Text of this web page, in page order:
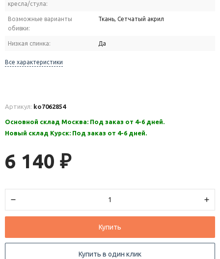
кресла/стула:
Возможные варианты
обивки:
Ткань, Сетчатый акрил
Низкая спинка: Да
Все характеристики
Артикул: ko7062854
Основной склад Москва: Под заказ от 4-6 дней.
Новый склад Курск: Под заказ от 4-6 дней.
6 140 ₽
Купить
Купить в один клик